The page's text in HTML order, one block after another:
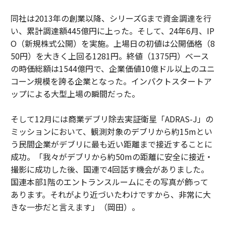
同社は2013年の創業以降、シリーズGまで資金調達を行
い、累計調達額445億円に上った。そして、24年6月、IP
O（新規株式公開）を実施。上場日の初値は公開価格（8
50円）を大きく上回る1281円。終値（1375円）ベース
の時価総額は1544億円で、企業価値10億ドル以上のユニ
コーン規模を誇る企業となった。インパクトスタートア
ップによる大型上場の瞬間だった。
そして12月には商業デブリ除去実証衛星「ADRAS-J」の
ミッションにおいて、観測対象のデブリから約15mとい
う民間企業がデブリに最も近い距離まで接近することに
成功。「我々がデブリから約50mの距離に安全に接近・
撮影に成功した後、国連で4回話す機会がありました。
国連本部1階のエントランスルームにその写真が飾って
あります。それがより近づいたわけですから、非常に大
きな一歩だと言えます」（岡田）。